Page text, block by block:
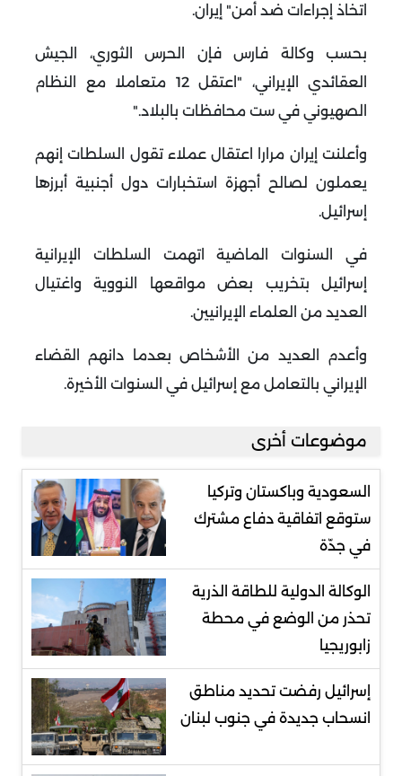
اتخاذ إجراءات ضد أمن" إيران.
بحسب وكالة فارس فإن الحرس الثوري، الجيش
العقائدي الإيراني، "اعتقل 12 متعاملا مع النظام
الصهيوني في ست محافظات بالبلاد".
وأعلنت إيران مرارا اعتقال عملاء تقول السلطات إنهم
يعملون لصالح أجهزة استخبارات دول أجنبية أبرزها
إسرائيل.
في السنوات الماضية اتهمت السلطات الإيرانية
إسرائيل بتخريب بعض مواقعها النووية واغتيال
العديد من العلماء الإيرانيين.
وأعدم العديد من الأشخاص بعدما دانهم القضاء
الإيراني بالتعامل مع إسرائيل في السنوات الأخيرة.
موضوعات أخرى
السعودية وباكستان وتركيا
ستوقع اتفاقية دفاع مشترك
في جدّة
الوكالة الدولية للطاقة الذرية
تحذر من الوضع في محطة
زابوريجيا
إسرائيل رفضت تحديد مناطق
انسحاب جديدة في جنوب لبنان